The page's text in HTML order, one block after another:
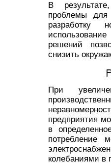
В
проблемы для
разработку
решений
снизить
При
предприятия
в
потребление
колебаниями в